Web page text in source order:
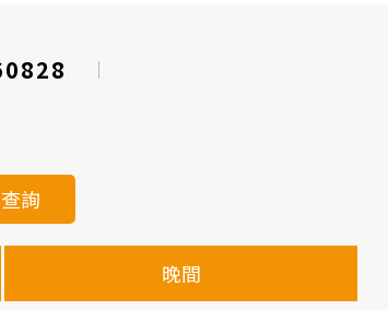
查詢
晚間